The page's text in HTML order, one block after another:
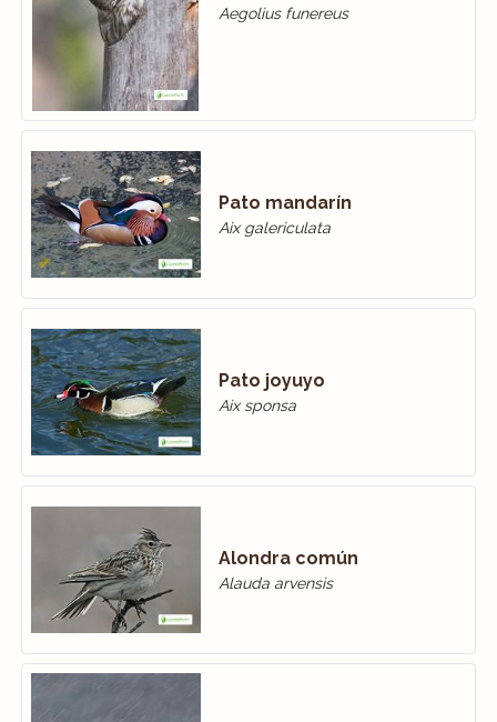
Aegolius funereus
Pato mandarín
Aix galericulata
Pato joyuyo
Aix sponsa
Alondra común
Alauda arvensis